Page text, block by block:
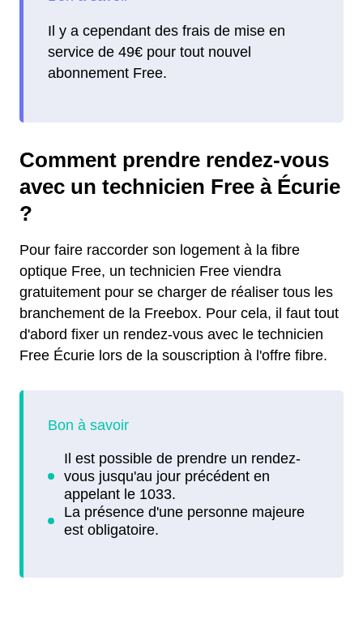
Il y a cependant des frais de mise en
service de 49€ pour tout nouvel
abonnement Free.
Comment prendre rendez-vous
avec un technicien Free à Écurie
?
Pour faire raccorder son logement à la fibre
optique Free, un technicien Free viendra
gratuitement pour se charger de réaliser tous les
branchement de la Freebox. Pour cela, il faut tout
d'abord fixer un rendez-vous avec le technicien
Free Écurie lors de la souscription à l'offre fibre.